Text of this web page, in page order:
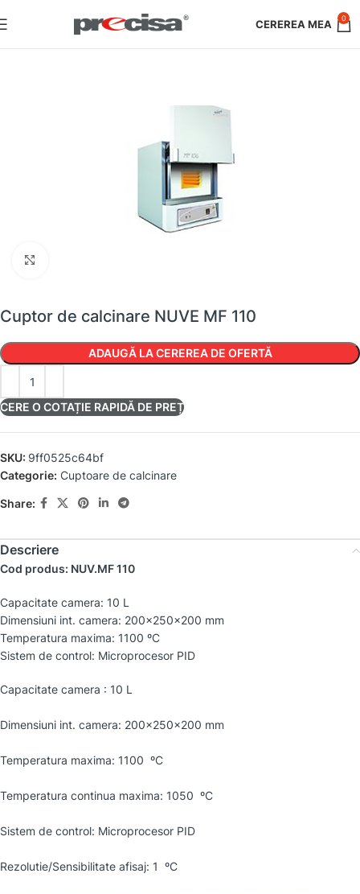
0
Cuptor de calcinare NUVE MF 110
ADAUGĂ LA CEREREA DE OFERTĂ
CERE O COTAȚIE RAPIDĂ DE PREȚ
SKU: 9ff0525c64bf
Categorie: Cuptoare de calcinare
Share:
Descriere
Cod produs: NUV.MF 110
Capacitate camera: 10 L
Dimensiuni int. camera: 200x250x200 mm
Temperatura maxima: 1100 ºC
Sistem de control: Microprocesor PID
Capacitate camera : 10 L
Dimensiuni int. camera: 200x250x200 mm
Temperatura maxima: 1100 ºC
Temperatura continua maxima: 1050 ºC
Sistem de control: Microprocesor PID
Rezolutie/Sensibilitate afisaj: 1 ºC